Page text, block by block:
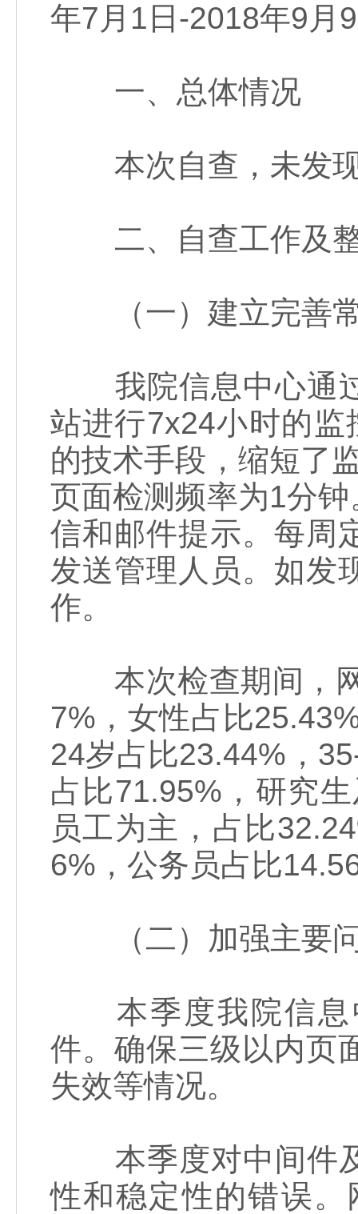
年7月1日-2018年9月
一、总体情况
本次自查，未发现
二、自查工作及
（一）建立完善常
我院信息中心通过
站进行7x24小时的
的技术手段，缩短了
页面检测频率为1分
信和邮件提示。每周
发送管理人员。如发
作。
本次检查期间，网
7%，女性占比
24岁占比23.44%，
占比71.95%，研究
员工为主，占比
6%，公务员占比
（二）加强主要问
本季度我院信息
件。确保三级以内页
失效等情况。
本季度对中间件及
性和稳定性的错误